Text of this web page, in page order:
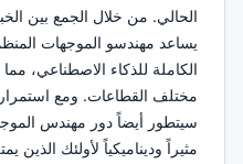
الحالي. من خلال الجمع بين
يساعد مهندسو الموجهات
الكاملة للذكاء الاصطناعي، مما
مختلف القطاعات. ومع
سيتطور أيضاً دور مهندس
مثيراً وديناميكياً لأولئك الذين